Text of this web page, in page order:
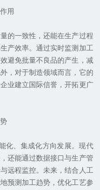
用
一致性，还能在生产过程
产效率。通过实时监测加工
避免批量不良品的产生，减
，对于制造领域而言，它的
业建立国际信誉，开拓更广
、集成化方向发展。现代
还能通过数据接口与生产管
远程监控。未来，结合人工
预测加工趋势，优化工艺参